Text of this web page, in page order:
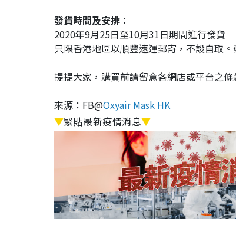
發貨時間及安排：
2020年9月25日至10月31日期間進行發貨
只限香港地區以順豐速運郵寄，不設自取
提提大家，購買前請留意各網店或平台之
來源：FB@Oxyair Mask HK
▼緊貼最新疫情消息▼